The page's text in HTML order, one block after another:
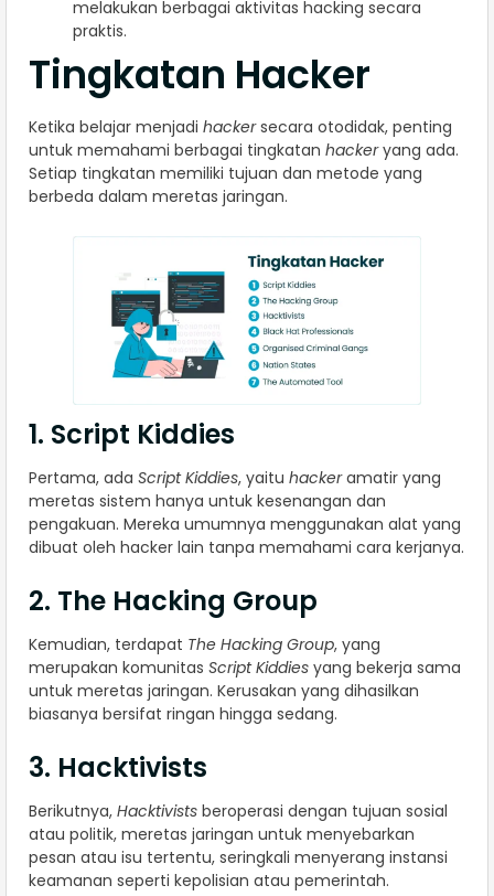
melakukan berbagai aktivitas hacking secara
praktis.
Tingkatan Hacker
Ketika belajar menjadi hackersecara otodidak, penting
untuk memahami berbagai tingkatan hackeryang ada.
Setiap tingkatan memiliki tujuan dan metode yang
berbeda dalam meretas jaringan.
1. Script Kiddies
Pertama, ada Script Kiddies, yaitu hackeramatir yang
meretas sistem hanya untuk kesenangan dan
pengakuan. Mereka umumnya menggunakan alat yang
dibuat oleh hacker lain tanpa memahami cara kerjanya.
2. The Hacking Group
Kemudian, terdapat The Hacking Group, yang
merupakan komunitas Script Kiddies yang bekerja sama
untuk meretas jaringan. Kerusakan yang dihasilkan
biasanya bersifat ringan hingga sedang.
3. Hacktivists
Berikutnya, Hacktivists beroperasi dengan tujuan sosial
atau politik, meretas jaringan untuk menyebarkan
pesan atau isu tertentu, seringkali menyerang instansi
keamanan seperti kepolisian atau pemerintah.